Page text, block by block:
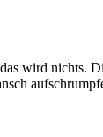
wird nichts.